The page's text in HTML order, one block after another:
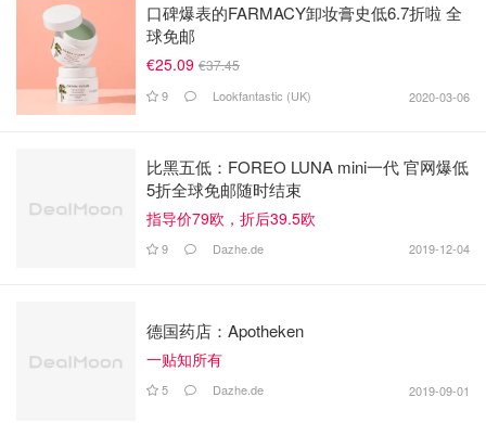
口碑爆表的FARMACY卸妆膏史低6.7折啦 全
球免邮
€25.09 €37.45
9 Lookfantastic (UK) 2020-03-06
比黑五低：FOREO LUNA mini一代 官网爆低
5折全球免邮随时结束
指导价79欧，折后39.5欧
9 Dazhe.de 2019-12-04
德国药店：Apotheken
一贴知所有
5 Dazhe.de 2019-09-01